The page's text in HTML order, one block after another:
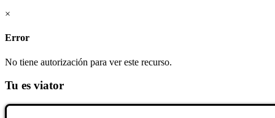
×
Error
No tiene autorización para ver este recurso.
Tu es viator